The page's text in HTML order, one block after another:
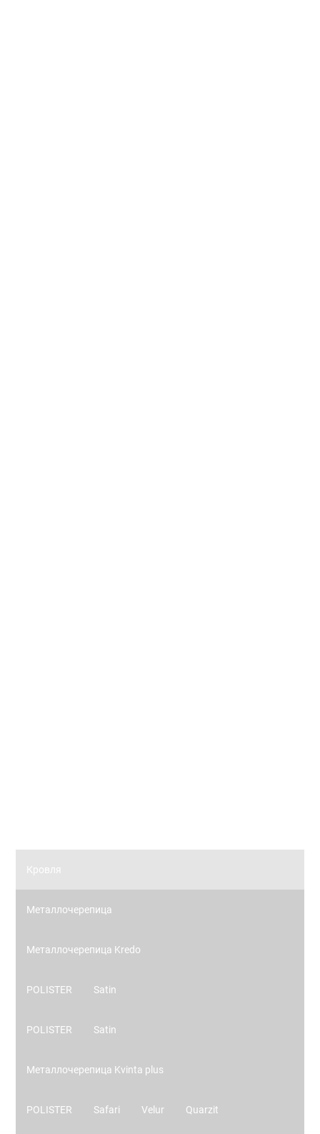
Кровля
Металлочерепица
Металлочерепица Kredo
POLISTER
POLISTER
Satin
Satin
Металлочерепица Kvinta plus
POLISTER Safari Velur Quarzit